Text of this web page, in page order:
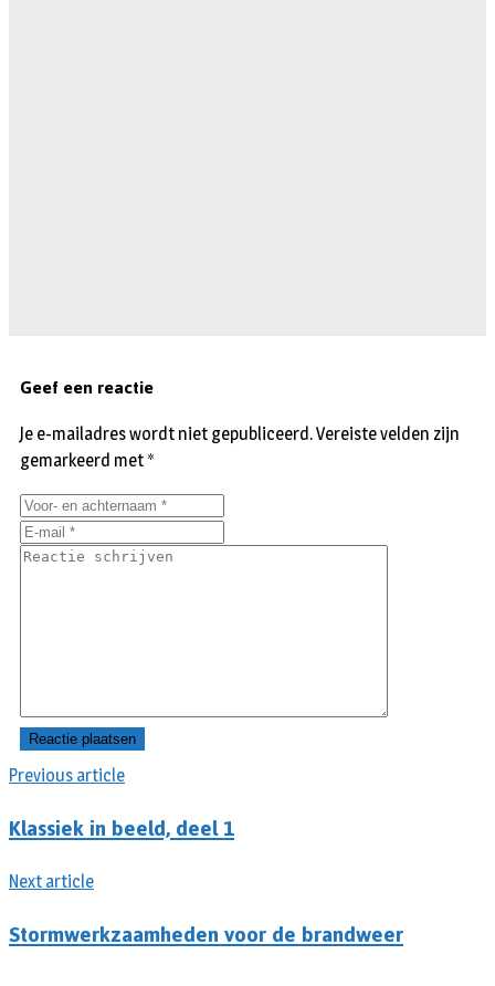
Previous article
Klassiek in beeld, deel 1
Next article
Stormwerkzaamheden voor de brandweer
Geef een reactie
Je e-mailadres wordt niet gepubliceerd.Vereiste velden zijn
gemarkeerd met *